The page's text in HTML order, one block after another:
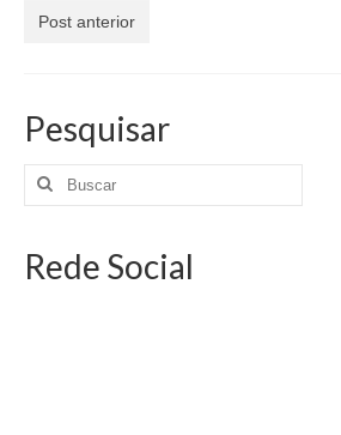
Jornais
Cartilhas
Sites Importantes
Contato
Post anterior
Pesquisar
Rede Social